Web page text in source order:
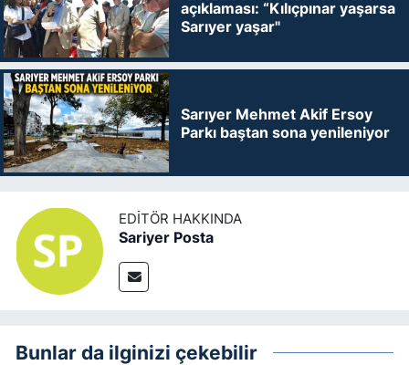
açıklaması: “Kılıçpınar yaşarsa
Sarıyer yaşar"
Sarıyer Mehmet Akif Ersoy
Parkı baştan sona yenileniyor
EDITÖR HAKKINDA
Sariyer Posta
Bunlar da ilginizi çekebilir